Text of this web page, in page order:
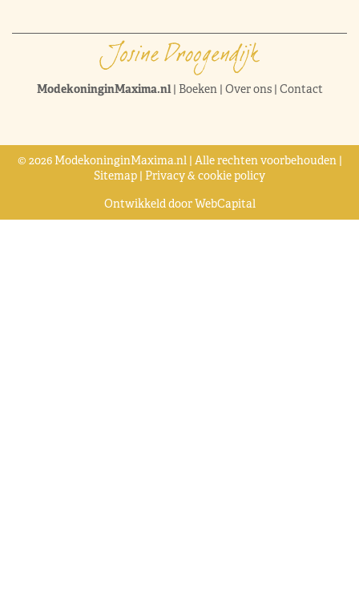
ModekoninginMaxima.nl| Boeken| Over ons| Contact
© 2026 ModekoninginMaxima.nl | Alle rechten voorbehouden |
Sitemap | Privacy & cookie policy
Ontwikkeld doorWebCapital